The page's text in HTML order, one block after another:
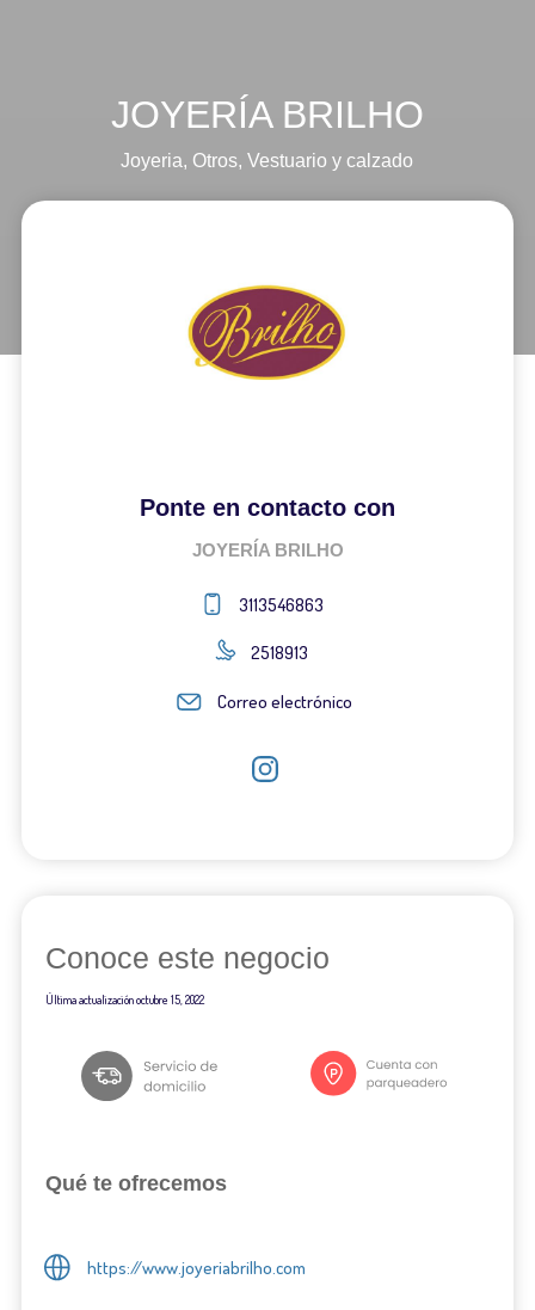
JOYERÍA BRILHO
Joyeria, Otros,Vestuario y calzado
Ponte en contacto con
JOYERÍA BRILHO
3113546863
2518913
Correo electrónico
Conoce este negocio
Última actualizaciónoctubre 15, 2022
Qué te ofrecemos
https://www.joyeriabrilho.com